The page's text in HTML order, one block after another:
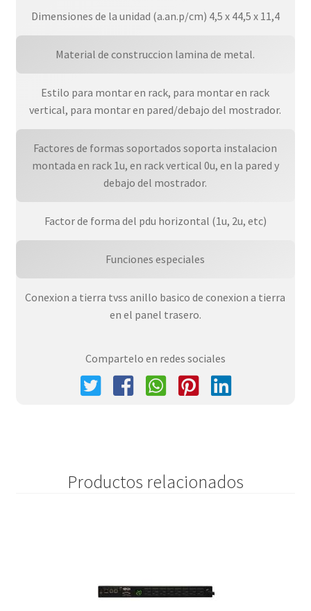
Dimensiones de la unidad (a.an.p/cm) 4,5 x 44,5 x 11,4
Material de construccion lamina de metal.
Estilo para montar en rack, para montar en rack
vertical, para montar en pared/debajo del mostrador.
Factores de formas soportados soporta instalacion
montada en rack 1u, en rack vertical 0u, en la pared y
debajo del mostrador.
Factor de forma del pdu horizontal (1u, 2u, etc)
Funciones especiales
Conexion a tierra tvss anillo basico de conexion a tierra
en el panel trasero.
Compartelo en redes sociales
Productos relacionados